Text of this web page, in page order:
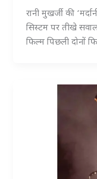
रानी मुखर्जी की
सिस्टम पर तीखे
फिल्म पिछली दोनों